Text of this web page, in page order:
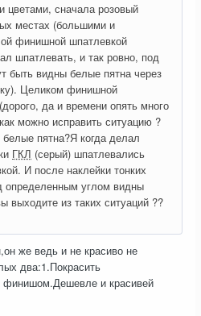
цветами, сначала розовый
местах (большими и
финишной шпатлевкой
шпатлевать, и так ровно, под
быть видны белые пятна через
Целиком финишной
да и времени опять много
можно исправить ситуацию ?
пятна?Я когда делал
ГКЛ (серый) шпатлевались
И после наклейки тонких
определенным углом видны
из таких ситуаций ??
же ведь и не красиво не
два:1.Покрасить
и красивей